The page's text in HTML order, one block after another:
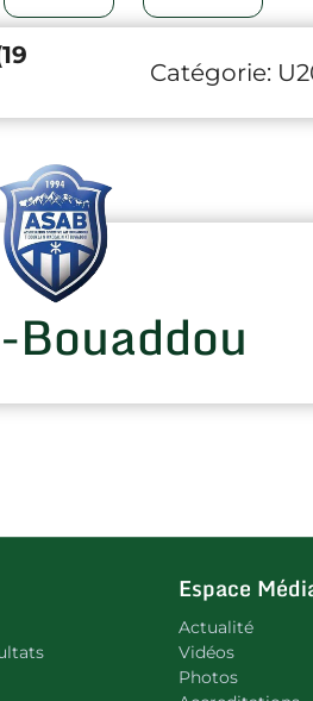
Catégorie:
Espace
Actualité
Vidéos
Photos